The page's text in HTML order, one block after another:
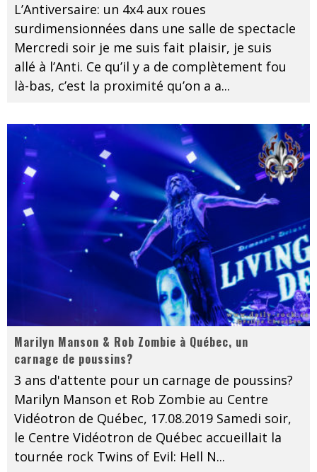
L’Antiversaire: un 4x4 aux roues
surdimensionnées dans une salle de spectacle
Mercredi soir je me suis fait plaisir, je suis
allé à l’Anti. Ce qu’il y a de complètement fou
là-bas, c’est la proximité qu’on a a...
Marilyn Manson & Rob Zombie à Québec, un
carnage de poussins?
3 ans d'attente pour un carnage de poussins?
Marilyn Manson et Rob Zombie au Centre
Vidéotron de Québec, 17.08.2019 Samedi soir,
le Centre Vidéotron de Québec accueillait la
tournée rock Twins of Evil: Hell N...